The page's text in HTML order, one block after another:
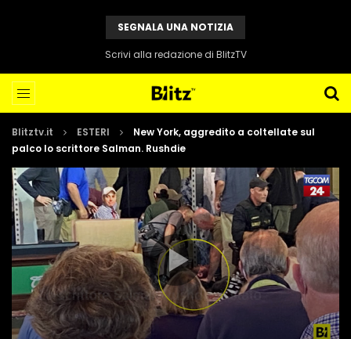
SEGNALA UNA NOTIZIA
Scrivi alla redazione di BlitzTV
Blitztv.it ESTERI
New York, aggredito a coltellate sul
palco lo scrittore Salman. Rushdie